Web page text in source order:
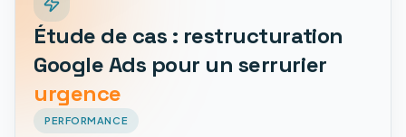
Étude de cas : restructuration
Google Ads pour un serrurier
urgence
PERFORMANCE